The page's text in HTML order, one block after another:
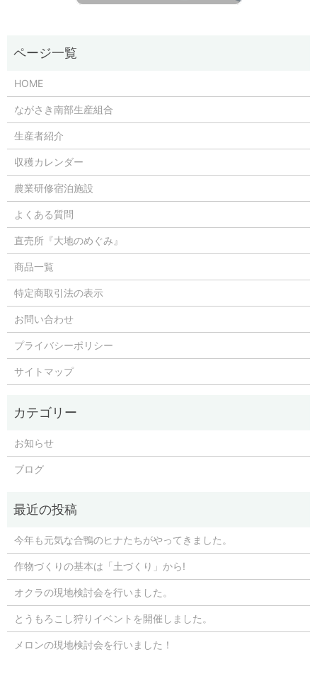
HOME
ながさき南部生産組合
生産者紹介
収穫カレンダー
農業研修宿泊施設
よくある質問
直売所『大地のめぐみ』
商品一覧
特定商取引法の表示
お問い合わせ
プライバシーポリシー
サイトマップ
お知らせ
ブログ
今年も元気な合鴨のヒナたちがやってきました。
作物づくりの基本は「土づくり」から!
オクラの現地検討会を行いました。
とうもろこし狩りイベントを開催しました。
メロンの現地検討会を行いました！